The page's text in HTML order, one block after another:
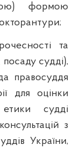
формою
та
судді),
правосуддя
для оцінки
судді
з
України,